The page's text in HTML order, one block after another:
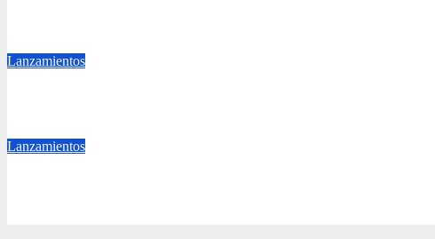
Lanzamientos
Lanzamientos